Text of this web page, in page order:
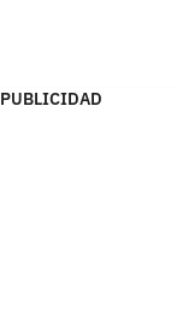
PUBLICIDAD